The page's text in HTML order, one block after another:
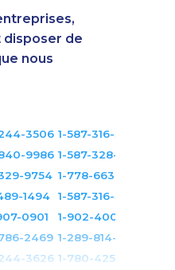
disposer de
nous
3506 1-587-316-3405
9986 1-587-328-6556
9754 1-778-663-5034
1494
1-587-316-3581
0901
1-902-400-3260
2469 1-289-814-1386
3626 1-780-425-1522